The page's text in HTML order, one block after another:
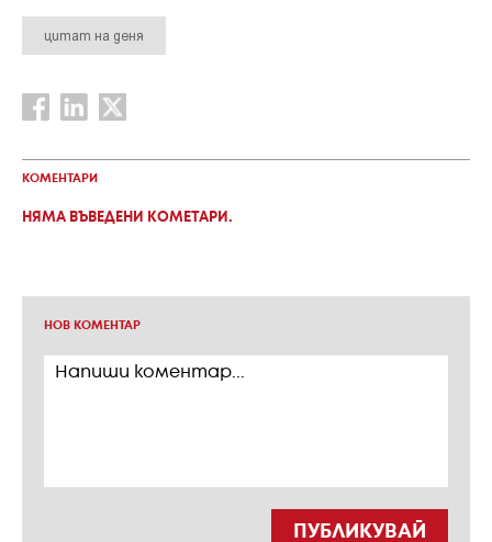
цитат на деня
КОМЕНТАРИ
НЯМА ВЪВЕДЕНИ КОМЕТАРИ.
НОВ КОМЕНТАР
ПУБЛИКУВАЙ